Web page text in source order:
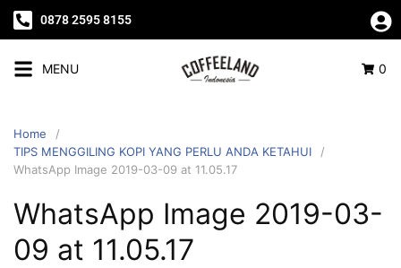
0878 2595 8155
MENU 0
Home
TIPS MENGGILING KOPI YANG PERLU ANDA KETAHUI
WhatsApp Image 2019-03-09 at 11.05.17
WhatsApp Image 2019-03-
09 at 11.05.17